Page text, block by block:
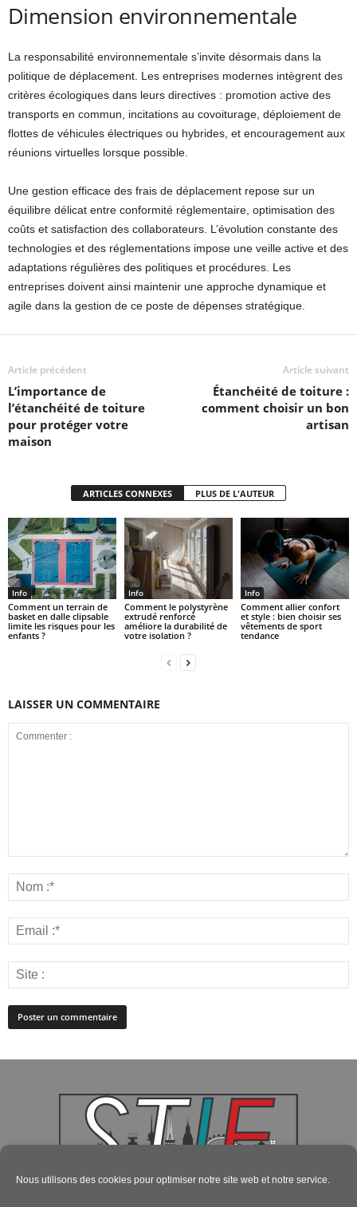
Nous utilisons des cookies pour optimiser notre site web et notre service.
Dimension environnementale
La responsabilité environnementale s’invite désormais dans la
politique de déplacement. Les entreprises modernes intègrent des
critères écologiques dans leurs directives : promotion active des
transports en commun, incitations au covoiturage, déploiement de
flottes de véhicules électriques ou hybrides, et encouragement aux
réunions virtuelles lorsque possible.
Une gestion efficace des frais de déplacement repose sur un
équilibre délicat entre conformité réglementaire, optimisation des
coûts et satisfaction des collaborateurs. L’évolution constante des
technologies et des réglementations impose une veille active et des
adaptations régulières des politiques et procédures. Les
entreprises doivent ainsi maintenir une approche dynamique et
agile dans la gestion de ce poste de dépenses stratégique.
Article précédent
L’importance de
l’étanchéité de toiture
pour protéger votre
maison
Article suivant
Étanchéité de toiture :
comment choisir un bon
artisan
ARTICLES CONNEXES PLUS DE L'AUTEUR
Info
Comment un terrain de
basket en dalle clipsable
limite les risques pour les
enfants ?
Info
Comment le polystyrène
extrudé renforcé
améliore la durabilité de
votre isolation ?
Info
Comment allier confort
et style : bien choisir ses
vêtements de sport
tendance
LAISSER UN COMMENTAIRE